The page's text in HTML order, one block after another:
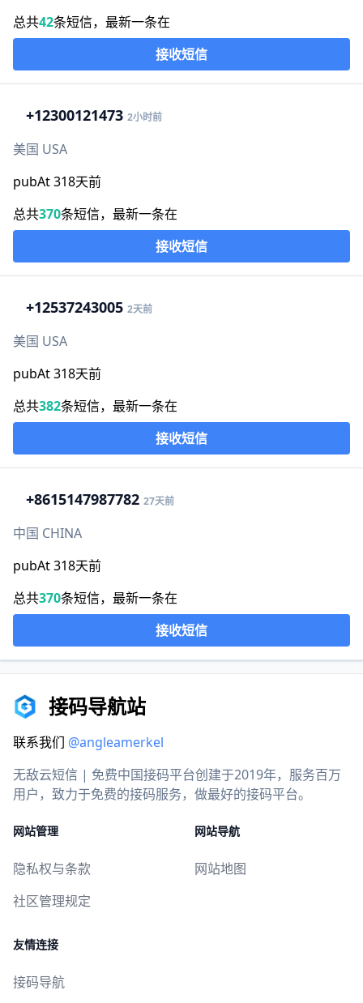
总共42条短信，最新一条在
接收短信
+12300121473 2小时前
美国 USA
pubAt 318天前
总共370条短信，最新一条在
接收短信
+12537243005 2天前
美国 USA
pubAt 318天前
总共382条短信，最新一条在
接收短信
+8615147987782 27天前
中国 CHINA
pubAt 318天前
总共370条短信，最新一条在
接收短信
接码导航站
联系我们 @angleamerkel
无敌云短信 | 免费中国接码平台创建于2019年，服务百万
用户，致力于免费的接码服务，做最好的接码平台。
网站管理
隐私权与条款
社区管理规定
网站导航
网站地图
友情连接
接码导航